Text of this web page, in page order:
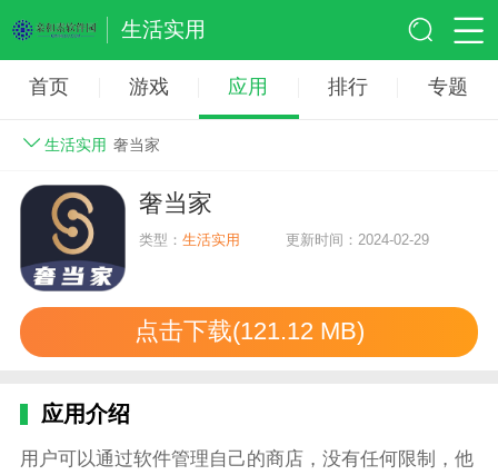
生活实用
首页 游戏 应用 排行 专题
生活实用 奢当家
奢当家
类型：生活实用 更新时间：2024-02-29
点击下载(121.12 MB)
应用介绍
用户可以通过软件管理自己的商店，没有任何限制，他